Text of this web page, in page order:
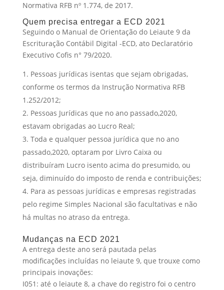
Normativa RFB nº 1.774, de 2017.
Quem precisa entregar a ECD 2021
Seguindo o Manual de Orientação do Leiaute 9 da
Escrituração Contábil Digital -ECD, ato Declaratório
Executivo Cofis n° 79/2020.
Pessoas jurídicas isentas que sejam obrigadas,
conforme os termos da Instrução Normativa RFB
1.252/2012;
Pessoas Jurídicas que no ano passado,2020,
estavam obrigadas ao Lucro Real;
Toda e qualquer pessoa jurídica que no ano
passado,2020, optaram por Livro Caixa ou
distribuíram Lucro isento acima do presumido, ou
seja, diminuído do imposto de renda e contribuições;
Para as pessoas jurídicas e empresas registradas
pelo regime Simples Nacional são facultativas e não
há multas no atraso da entrega.
Mudanças na ECD 2021
A entrega deste ano será pautada pelas
modificações incluídas no leiaute 9, que trouxe como
principais inovações:
I051: até o leiaute 8, a chave do registro foi o centro